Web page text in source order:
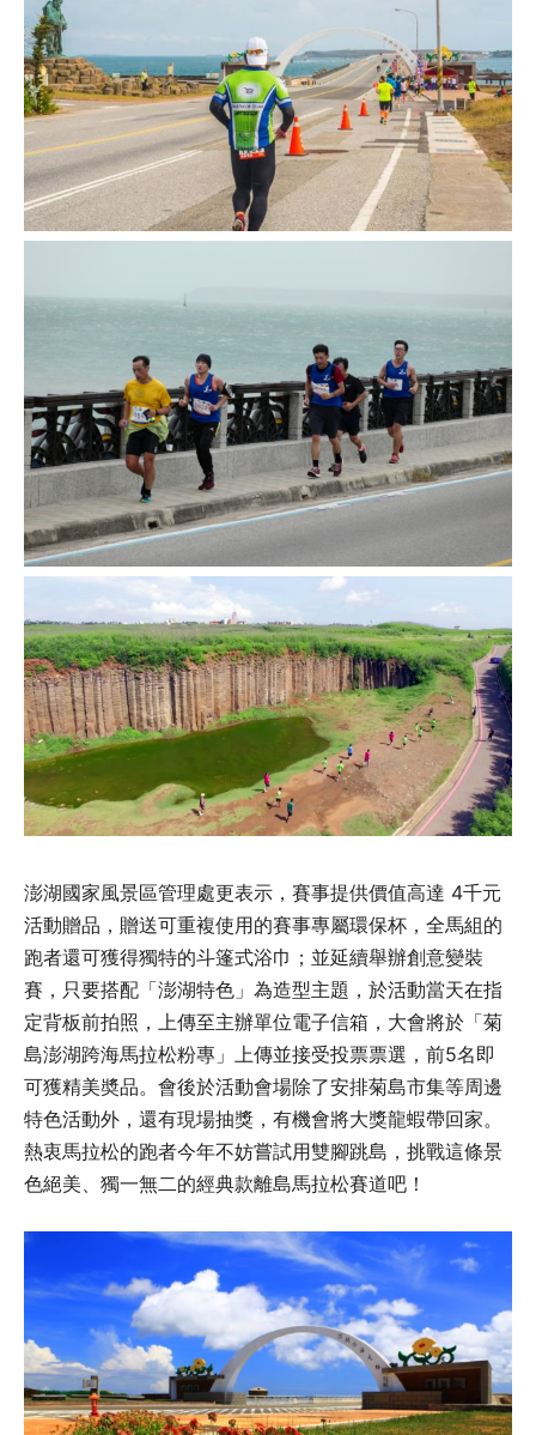
澎湖國家風景區管理處更表示，賽事提供價值高達 4千元
活動贈品，贈送可重複使用的賽事專屬環保杯，全馬組的
跑者還可獲得獨特的斗篷式浴巾；並延續舉辦創意變裝
賽，只要搭配「澎湖特色」為造型主題，於活動當天在指
定背板前拍照，上傳至主辦單位電子信箱，大會將於「菊
島澎湖跨海馬拉松粉專」上傳並接受投票票選，前5名即
可獲精美奬品。會後於活動會場除了安排菊島市集等周邊
特色活動外，還有現場抽獎，有機會將大獎龍蝦帶回家。
熱衷馬拉松的跑者今年不妨嘗試用雙腳跳島，挑戰這條景
色絕美、獨一無二的經典款離島馬拉松賽道吧！